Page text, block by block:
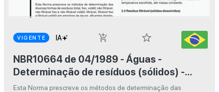
VIGENTE add_shopping_cart
star_border
NBR10664 de 04/1989 - Águas -
Determinação de resíduos (sólidos) -
Método gravimétrico - Método de ensaio
Esta Norma prescreve os métodos de determinação das